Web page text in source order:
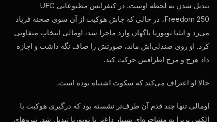
تبدیل شدن به لحظه اوست. در کنفرانس مطبوعاتی UFC
Freedom 250، در حالی که جاش هوکیت از آن سوی صحنه فریاد
می‌زد و ایلیا توپوریا ناگهان وارد ماجرا شد، اومالی انتخاب متفاوتی
کرد. او روی صندلی‌اش ماند، صورتش را صاف نگه داشت و اجازه
داد هرج و مرج اطرافش حرکت کند.
حالا او اعتراف می‌کند که سکوت اشتباه بوده است.
اومالی تنها چند قدم آن طرف‌تر نشسته بود که درگیری هوکیت با
الکس پریرا به مشاجره‌ای بسیار داغ‌تر با توپوریا تبدیل شد. نیروهای